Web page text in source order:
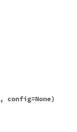
, config=None)